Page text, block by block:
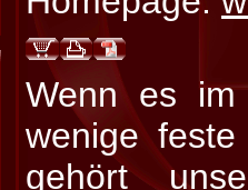
Wenn es im
wenige
gehört